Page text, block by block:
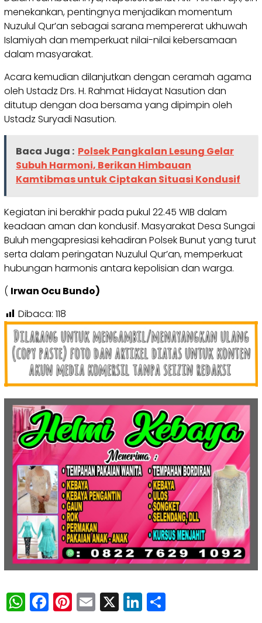
menekankan, pentingnya menjadikan momentum
Nuzulul Qur’an sebagai sarana mempererat ukhuwah
Islamiyah dan memperkuat nilai-nilai kebersamaan
dalam masyarakat.
Acara kemudian dilanjutkan dengan ceramah agama
oleh Ustadz Drs. H. Rahmat Hidayat Nasution dan
ditutup dengan doa bersama yang dipimpin oleh
Ustadz Suryadi Nasution.
Baca Juga : Polsek Pangkalan Lesung Gelar
Subuh Harmoni, Berikan Himbauan
Kamtibmas untuk Ciptakan Situasi Kondusif
Kegiatan ini berakhir pada pukul 22.45 WIB dalam
keadaan aman dan kondusif. Masyarakat Desa Sungai
Buluh mengapresiasi kehadiran Polsek Bunut yang turut
serta dalam peringatan Nuzulul Qur’an, memperkuat
hubungan harmonis antara kepolisian dan warga.
( Irwan Ocu Bundo)
Dibaca: 118
WhatsApp
Facebook
Pinterest
Email
X LinkedIn